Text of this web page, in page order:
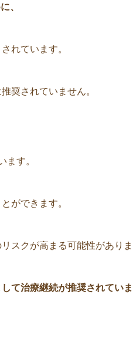
、
されています。
奨されていません。
ます。
ができます。
スクが高まる可能性があり
て治療継続が推奨されてい